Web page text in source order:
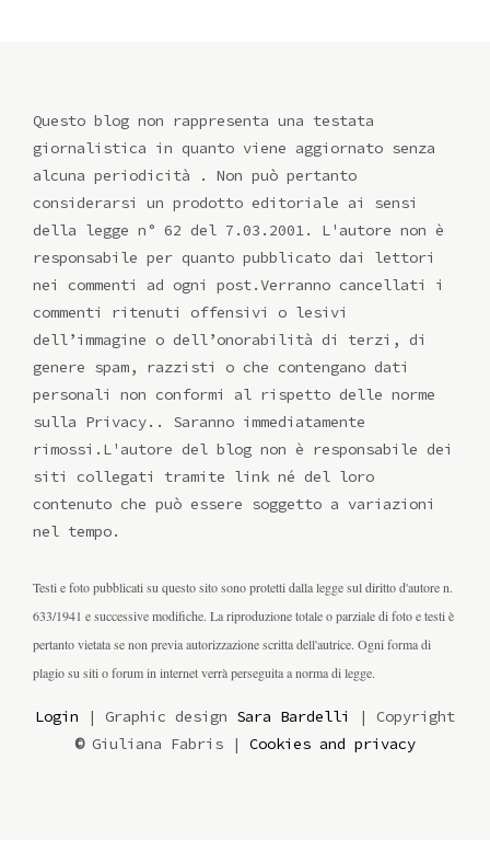
Questo blog non rappresenta una testata
giornalistica in quanto viene aggiornato senza
alcuna periodicità . Non può pertanto
considerarsi un prodotto editoriale ai sensi
della legge n° 62 del 7.03.2001. L'autore non è
responsabile per quanto pubblicato dai lettori
nei commenti ad ogni post.Verranno cancellati i
commenti ritenuti offensivi o lesivi
dell’immagine o dell’onorabilità di terzi, di
genere spam, razzisti o che contengano dati
personali non conformi al rispetto delle norme
sulla Privacy.. Saranno immediatamente
rimossi.L'autore del blog non è responsabile dei
siti collegati tramite link né del loro
contenuto che può essere soggetto a variazioni
nel tempo.
Testi e foto pubblicati su questo sito sono protetti dalla legge sul diritto d'autore n.
633/1941 e successive modifiche. La riproduzione totale o parziale di foto e testi è
pertanto vietata se non previa autorizzazione scritta dell'autrice. Ogni forma di
plagio su siti o forum in internet verrà perseguita a norma di legge.
Login | Graphic design Sara Bardelli
| Copyright
© Giuliana Fabris | Cookies and privacy